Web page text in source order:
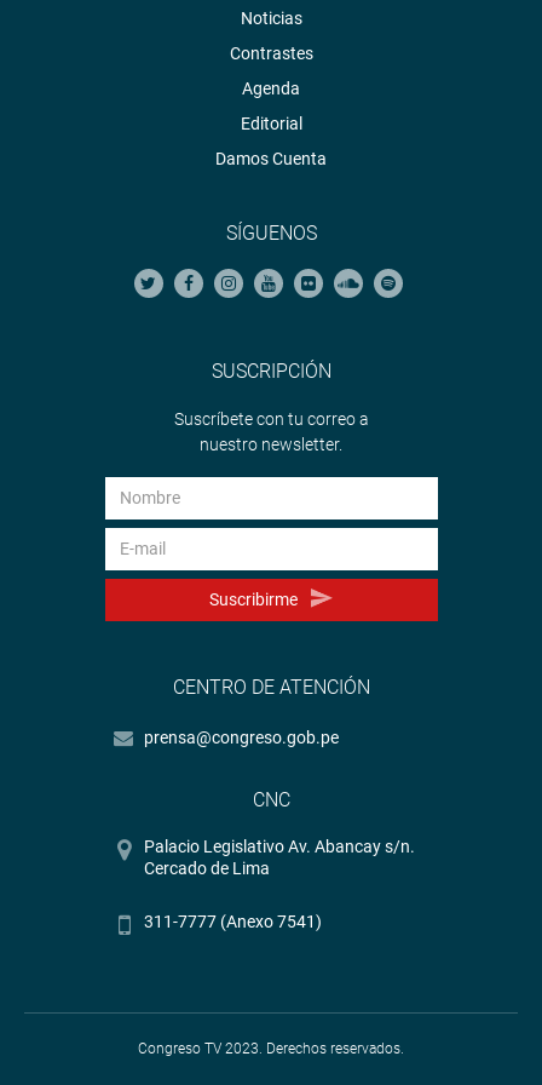
Noticias
Contrastes
Agenda
Editorial
Damos Cuenta
SÍGUENOS
SUSCRIPCIÓN
Suscríbete con tu correo a
nuestro newsletter.
Suscribirme
CENTRO DE ATENCIÓN
prensa@congreso.gob.pe
CNC
Palacio Legislativo Av. Abancay s/n.
Cercado de Lima
311-7777 (Anexo 7541)
Congreso TV 2023. Derechos reservados.